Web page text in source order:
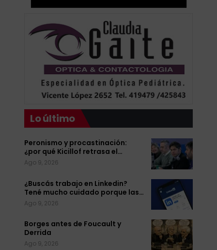
Lo último
Peronismo y procastinación:
¿por qué Kicillof retrasa el…
Ago 9, 2026
¿Buscás trabajo en Linkedin?
Tené mucho cuidado porque las…
Ago 9, 2026
Borges antes de Foucault y
Derrida
Ago 9, 2026